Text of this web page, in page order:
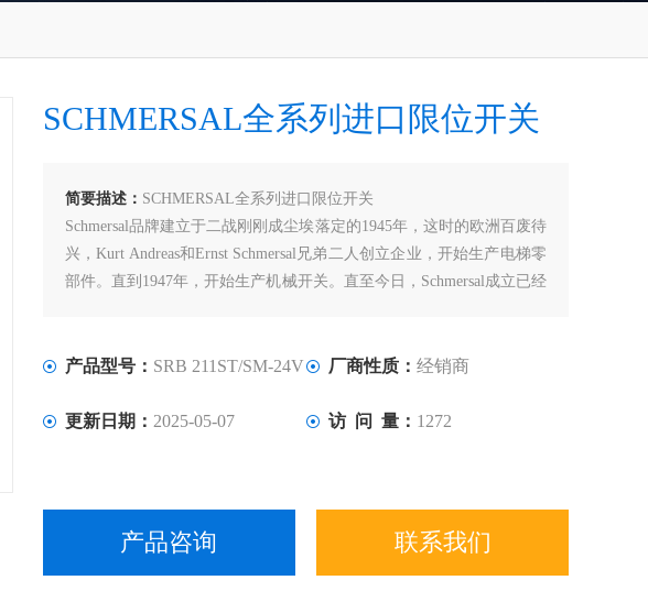
SCHMERSAL全系列进口限位开关
简要描述： SCHMERSAL全系列进口限位开关
Schmersal品牌建立于二战刚刚成尘埃落定的1945年，这时的欧洲百废待
兴，Kurt Andreas和Ernst Schmersal兄弟二人创立企业，开始生产电梯零
部件。直到1947年，开始生产机械开关。直至今日，Schmersal成立已经
产品型号： SRB 211ST/SM-24V 厂商性质： 经销商
更新日期： 2025-05-07 访 问 量： 1272
产品咨询 联系我们